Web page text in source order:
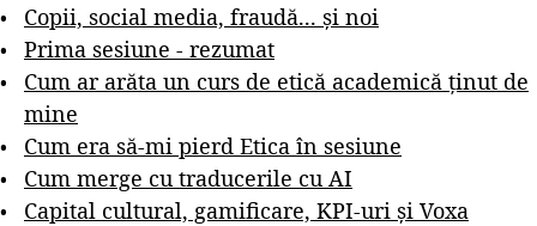
Copii, social media, fraudă... și noi
Prima sesiune - rezumat
Cum ar arăta un curs de etică academică ținut de
mine
Cum era să-mi pierd Etica în sesiune
Cum merge cu traducerile cu AI
Capital cultural, gamificare, KPI-uri și Voxa